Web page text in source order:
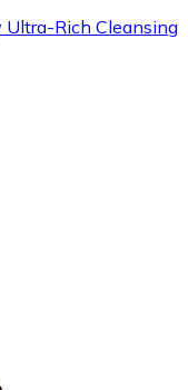
Ultra-Rich Cleansing